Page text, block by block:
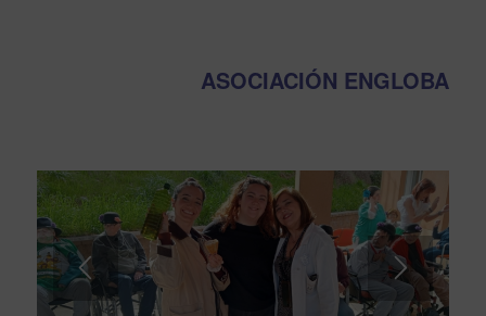
ASOCIACIÓN ENGLOBA